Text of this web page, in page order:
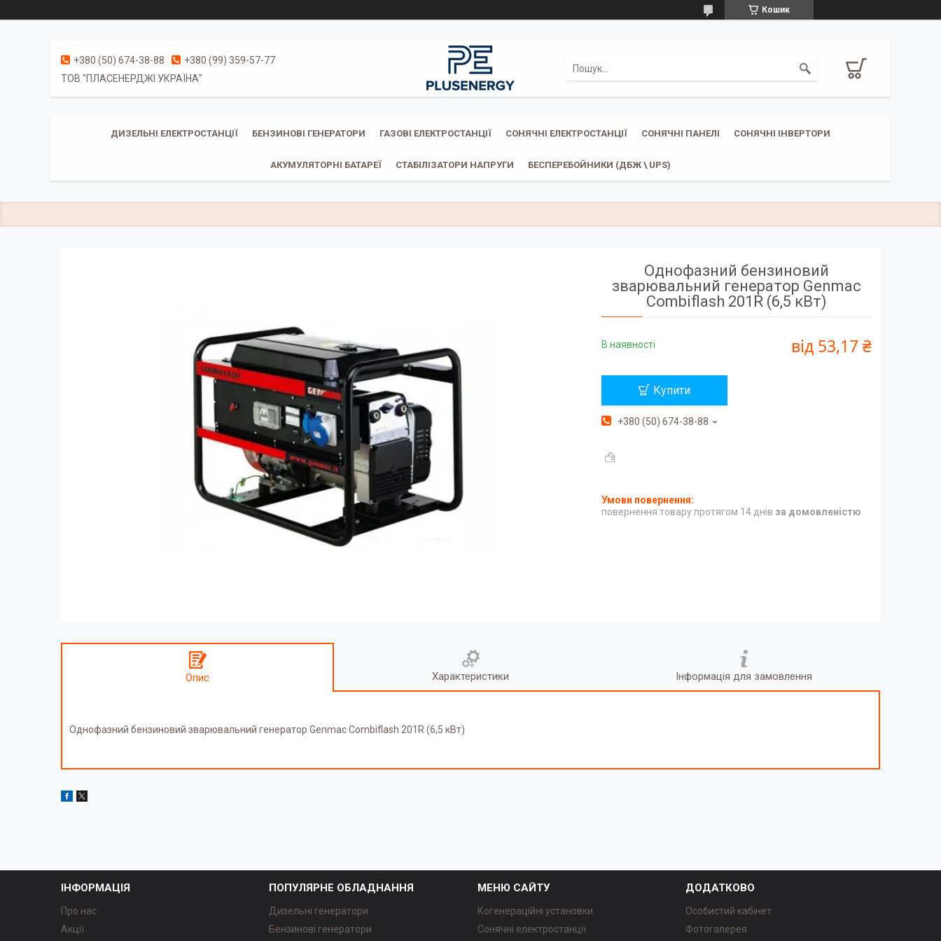
Кошик
+380 (50) 674-38-88
+380 (99) 359-57-77
ТОВ "ПЛАСЕНЕРДЖІ УКРАЇНА"
ДИЗЕЛЬНІ ЕЛЕКТРОСТАНЦІЇ БЕНЗИНОВІ ГЕНЕРАТОРИ ГАЗОВІ ЕЛЕКТРОСТАНЦІЇ СОНЯЧНІ ЕЛЕКТРОСТАНЦІЇ СОНЯЧНІ ПАНЕЛІ СОНЯЧНІ ІНВЕРТОРИ
АКУМУЛЯТОРНІ БАТАРЕЇ СТАБІЛІЗАТОРИ НАПРУГИ БЕСПЕРЕБОЙНИКИ (ДБЖ \ UPS)
Однофазний бензиновий
зварювальний генератор Genmac
Combiflash 201R (6,5 кВт)
В наявності від 53,17 ₴
Купити
+380 (50) 674-38-88
повернення товару протягом 14 днів за домовленістю
Опис Характеристики Інформація для замовлення
Однофазний бензиновий зварювальний генератор Genmac Combiflash 201R (6,5 кВт)
ІНФОРМАЦІЯ
Про нас
Акції
ПОПУЛЯРНЕ ОБЛАДНАННЯ
Дизельні генератори
Бензинові генератори
МЕНЮ САЙТУ
Когенераційні установки
Сонячні електростанції
ДОДАТКОВО
Особистий кабінет
Фотогалерея